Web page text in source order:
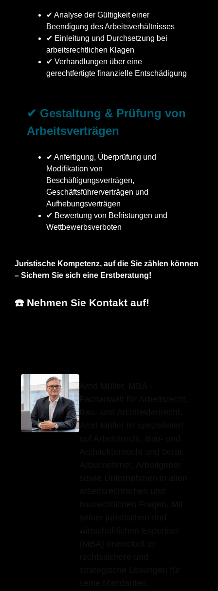
✔ Analyse der Gültigkeit einer
Beendigung des Arbeitsverhältnisses
✔ Einleitung und Durchsetzung bei
arbeitsrechtlichen Klagen
✔ Verhandlungen über eine
gerechtfertigte finanzielle Entschädigung
✔ Gestaltung & Prüfung von
Arbeitsverträgen
✔ Anfertigung, Überprüfung und
Modifikation von
Beschäftigungsverträgen,
Geschäftsführerverträgen und
Aufhebungsverträgen
✔ Bewertung von Befristungen und
Wettbewerbsverboten
Juristische Kompetenz, auf die Sie zählen können
– Sichern Sie sich eine Erstberatung!
☎️ Nehmen Sie Kontakt auf!